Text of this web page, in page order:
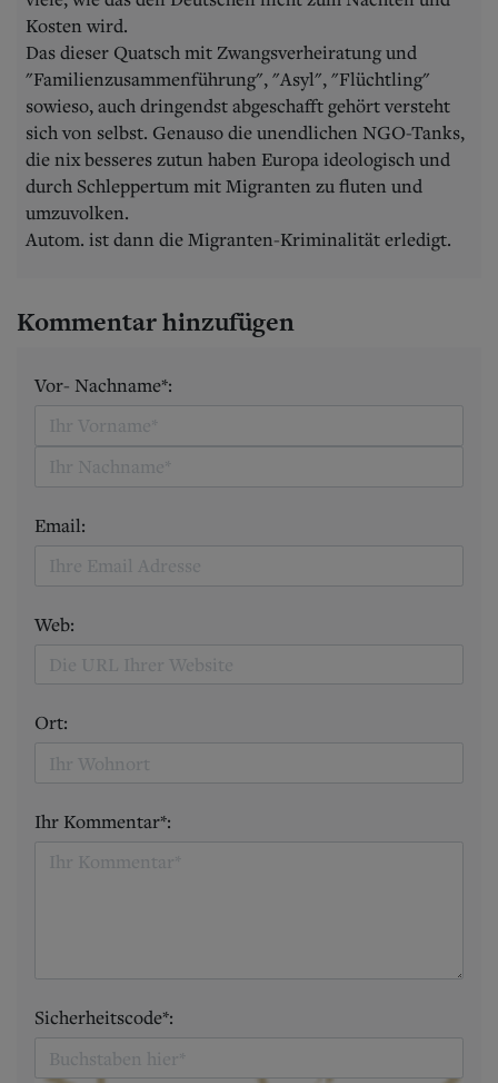
Kosten wird.
Das dieser Quatsch mit Zwangsverheiratung und
"Familienzusammenführung", "Asyl", "Flüchtling"
sowieso, auch dringendst abgeschafft gehört versteht
sich von selbst. Genauso die unendlichen NGO-Tanks,
die nix besseres zutun haben Europa ideologisch und
durch Schleppertum mit Migranten zu fluten und
umzuvolken.
Autom. ist dann die Migranten-Kriminalität erledigt.
Kommentar hinzufügen
Vor- Nachname*:
Email:
Web:
Ort:
Ihr Kommentar*:
Sicherheitscode*: